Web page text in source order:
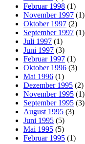
Februar 1998 (1)
November 1997 (1)
Oktober 1997 (2)
September 1997 (1)
Juli 1997 (1)
Juni 1997 (3)
Februar 1997 (1)
Oktober 1996 (3)
Mai 1996 (1)
Dezember 1995 (2)
November 1995 (1)
September 1995 (3)
August 1995 (3)
Juni 1995 (5)
Mai 1995 (5)
Februar 1995 (1)